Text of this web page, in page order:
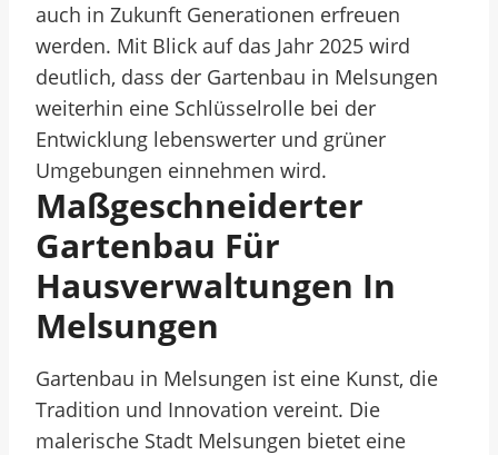
auch in Zukunft Generationen erfreuen
werden. Mit Blick auf das Jahr 2025 wird
deutlich, dass der Gartenbau in Melsungen
weiterhin eine Schlüsselrolle bei der
Entwicklung lebenswerter und grüner
Umgebungen einnehmen wird.
Maßgeschneiderter
Gartenbau Für
Hausverwaltungen In
Melsungen
Gartenbau in Melsungen ist eine Kunst, die
Tradition und Innovation vereint. Die
malerische Stadt Melsungen bietet eine